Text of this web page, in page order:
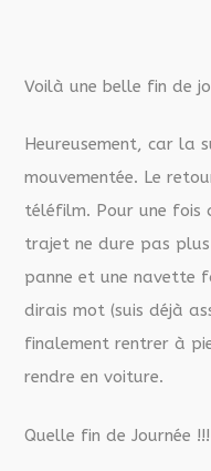
Voilà une belle fin de
Heureusement, car la
mouvementée. Le
téléfilm. Pour une fois
trajet ne dure pas plus
panne et une navette
dirais mot (suis déjà
finalement rentrer à
rendre en voiture.
Quelle fin de Journée !!!